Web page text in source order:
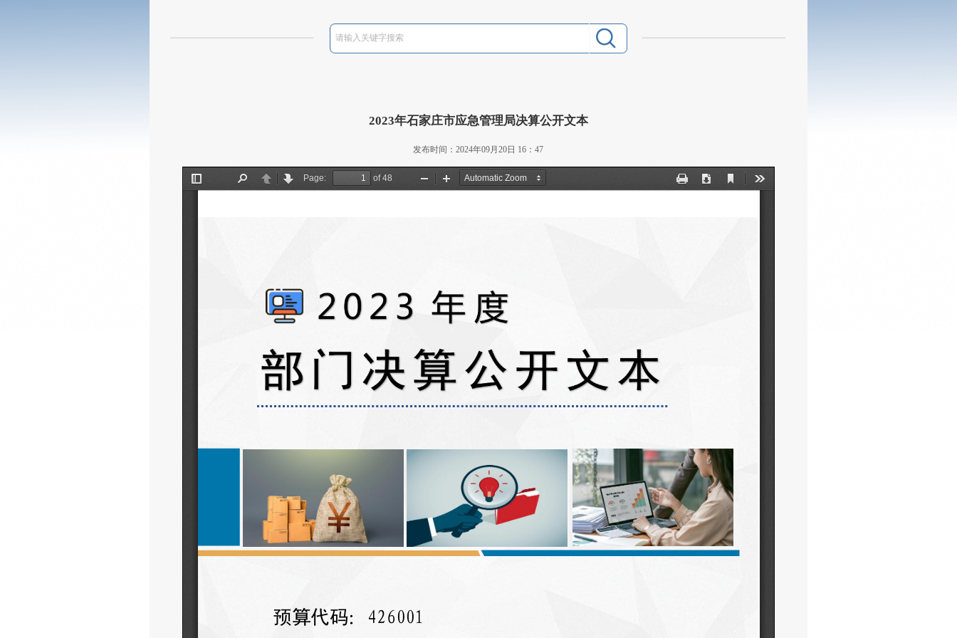
2023年石家庄市应急管理局决算公开文本
发布时间：2024年09月20日 16：47